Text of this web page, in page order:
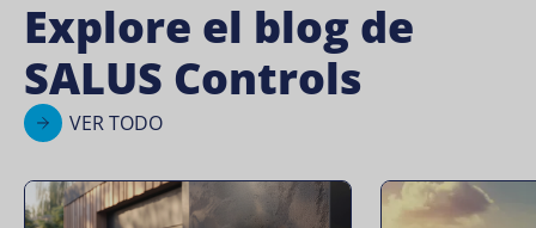
Explore el blog de
SALUS Controls
VER TODO